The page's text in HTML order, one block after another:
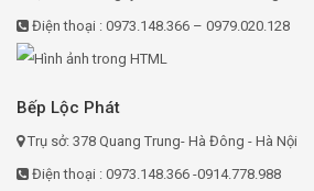
Điện thoại : 0973.148.366 – 0979.020.128
Bếp Lộc Phát
Trụ sở: 378 Quang Trung- Hà Đông - Hà Nội
Điện thoại : 0973.148.366 -0914.778.988